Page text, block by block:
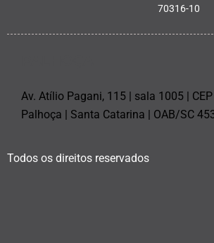
70316-10
Av. Atílio Pagani, 115 | sala 1005 |
Palhoça | Santa Catarina | OAB/SC
Todos os direitos reservados